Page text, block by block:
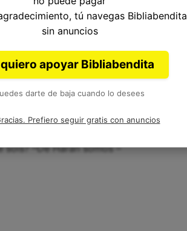
corrían la piedra de la boca
a su lugar sobre la boca del
sois? –De Harán somos –
tú navegas Bibliabendita
sin anuncios
quiero apoyar Bibliabendita
darte de baja cuando lo desees
Prefiero seguir gratis con anuncios